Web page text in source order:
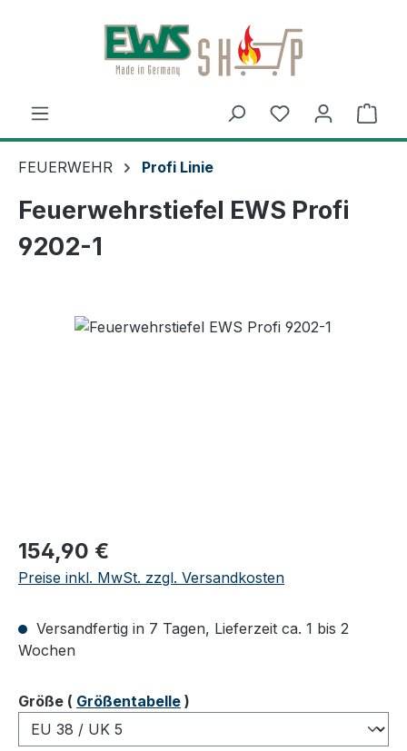
Zum Hauptinhalt springen
FEUERWEHR Profi Linie
Feuerwehrstiefel EWS Profi
9202-1
Regulärer Preis:
154,90 €
Preise inkl. MwSt. zzgl. Versandkosten
Versandfertig in 7 Tagen, Lieferzeit ca. 1 bis 2
Wochen
Größeauswählen
( Größentabelle )